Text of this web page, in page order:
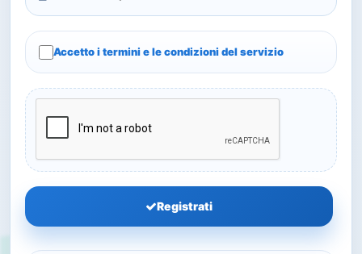
Accetto i termini e le condizioni del servizio
Registrati